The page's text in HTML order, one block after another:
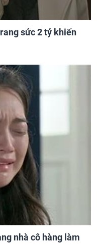
sức 2 tỷ khiến
nhà cô hàng làm